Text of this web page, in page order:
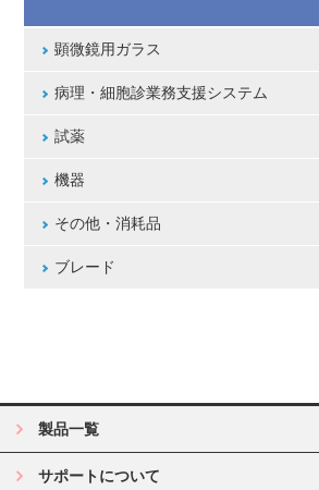
顕微鏡用ガラス
病理・細胞診業務支援システム
試薬
機器
その他・消耗品
ブレード
製品一覧
サポートについて